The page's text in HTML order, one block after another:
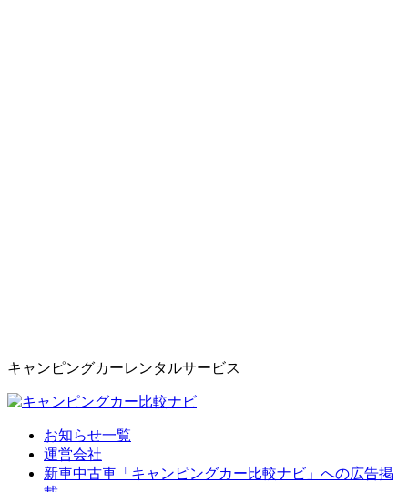
キャンピングカーレンタルサービス
お知らせ一覧
運営会社
新車中古車「キャンピングカー比較ナビ」への広告掲